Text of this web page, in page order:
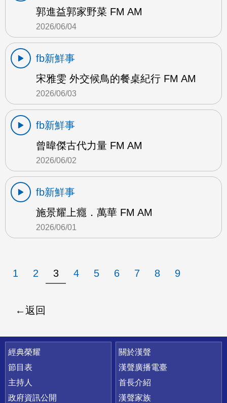
郭進益郭家野菜 FM AM
2026/06/04
fb新鮮事
宋雅雯 外交候鳥的餐桌紀行 FM AM
2026/06/03
fb新鮮事
曾暐傑古代力量 FM AM
2026/06/02
fb新鮮事
施景耀上癮．萬華 FM AM
2026/06/01
1 2 3 4 5 6 7 8 9
返回
快速連結
經典榮耀
節目表
主持人
政府資訊公開
關於漢聲
漢聲廣播電臺
首長介紹
漢聲家族